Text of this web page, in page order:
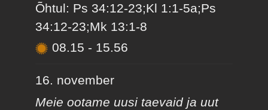
Õhtul: Ps 34:12-23;Kl 1:1-5a;Ps
34:12-23;Mk 13:1-8
08.15 - 15.56
16. november
Meie ootame uusi taevaid ja uut